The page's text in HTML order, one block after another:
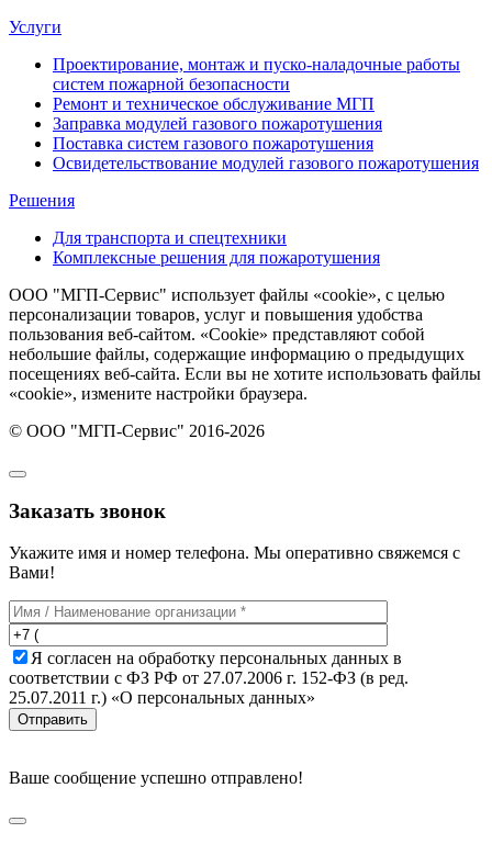
Услуги
Проектирование, монтаж и пуско-наладочные работы
систем пожарной безопасности
Ремонт и техническое обслуживание МГП
Заправка модулей газового пожаротушения
Поставка систем газового пожаротушения
Освидетельствование модулей газового пожаротушения
Решения
Для транспорта и спецтехники
Комплексные решения для пожаротушения
ООО "МГП-Сервис" использует файлы «cookie», с целью
персонализации товаров, услуг и повышения удобства
пользования веб-сайтом. «Cookie» представляют собой
небольшие файлы, содержащие информацию о предыдущих
посещениях веб-сайта. Если вы не хотите использовать файлы
«cookie», измените настройки браузера.
© ООО "МГП-Сервис" 2016-2026
Заказать звонок
Укажите имя и номер телефона. Мы оперативно свяжемся с
Вами!
Я согласен на обработку персональных данных в
соответствии с ФЗ РФ от 27.07.2006 г. 152-ФЗ (в ред.
25.07.2011 г.) «О персональных данных»
Отправить
Ваше сообщение успешно отправлено!